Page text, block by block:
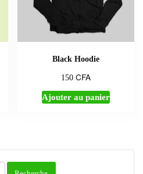
Black Hoodie
150CFA
Ajouter au panier